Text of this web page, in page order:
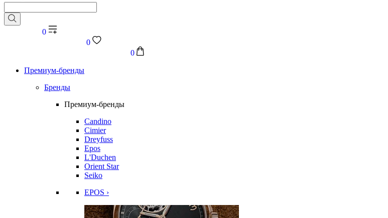
0
0
0
Премиум-бренды
Бренды
Премиум-бренды
Candino
Cimier
Dreyfuss
Epos
L'Duchen
Orient Star
Seiko
EPOS ›